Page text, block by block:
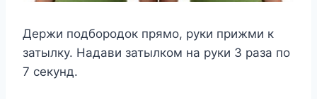
Держи подбородок прямо, руки прижми к
затылку. Надави затылком на руки 3 раза по
7 секунд.